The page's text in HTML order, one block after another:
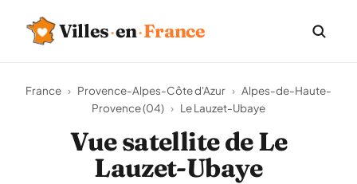
Villes·en·France
France › Provence-Alpes-Côte d'Azur › Alpes-de-Haute-
Provence (04) › Le Lauzet-Ubaye
Vue satellite de Le
Lauzet-Ubaye